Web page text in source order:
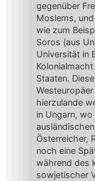
gegenüber
Moslems,
wie zum
Soros (aus
Universität in
Staaten.
hierzulande
in Ungarn,
Österreicher,
noch eine
während des
sowjetischer